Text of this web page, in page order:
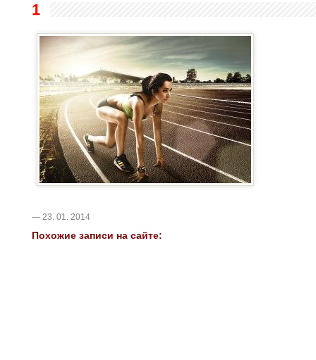
1
— 23. 01. 2014
Похожие записи на сайте: